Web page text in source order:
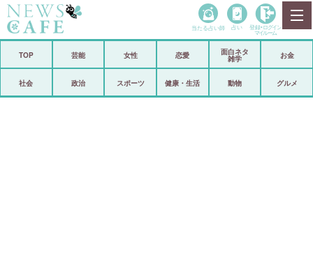
政治
当たる占い師 占い 登録• ログイン
マイルーム
TOP 芸能 女性 恋愛
面白ネタ
雑学
お金
社会 政治 スポーツ 健康・生活 動物 グルメ